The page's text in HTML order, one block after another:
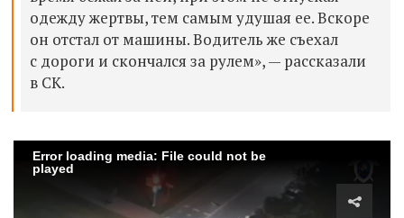
одежду жертвы, тем самым удушая ее. Вскоре
он отстал от машины. Водитель же съехал
с дороги и скончался за рулем», — рассказали
в СК.
Error loading media: File could not be
played